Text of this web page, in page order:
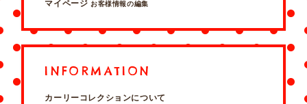
マイページ お客様情報の編集
INFORMATION
カーリーコレクションについて